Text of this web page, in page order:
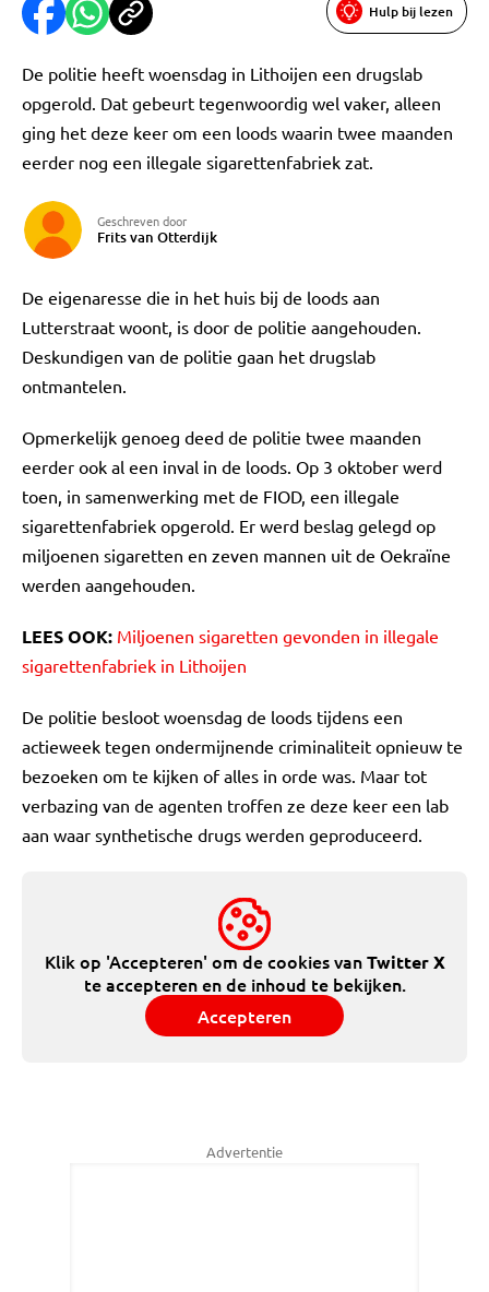
Hulp bij lezen
De politie heeft woensdag in Lithoijen een drugslab
opgerold. Dat gebeurt tegenwoordig wel vaker, alleen
ging het deze keer om een loods waarin twee maanden
eerder nog een illegale sigarettenfabriek zat.
Geschreven door
Frits van Otterdijk
De eigenaresse die in het huis bij de loods aan
Lutterstraat woont, is door de politie aangehouden.
Deskundigen van de politie gaan het drugslab
ontmantelen.
Opmerkelijk genoeg deed de politie twee maanden
eerder ook al een inval in de loods. Op 3 oktober werd
toen, in samenwerking met de FIOD, een illegale
sigarettenfabriek opgerold. Er werd beslag gelegd op
miljoenen sigaretten en zeven mannen uit de Oekraïne
werden aangehouden.
LEES OOK: Miljoenen sigaretten gevonden in illegale
sigarettenfabriek in Lithoijen
De politie besloot woensdag de loods tijdens een
actieweek tegen ondermijnende criminaliteit opnieuw te
bezoeken om te kijken of alles in orde was. Maar tot
verbazing van de agenten troffen ze deze keer een lab
aan waar synthetische drugs werden geproduceerd.
Klik op 'Accepteren' om de cookies vanTwitter X
te accepteren en de inhoud te bekijken.
Accepteren
Advertentie